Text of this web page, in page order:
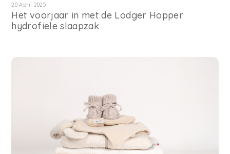
20 April 2025
Het voorjaar in met de Lodger Hopper
hydrofiele slaapzak